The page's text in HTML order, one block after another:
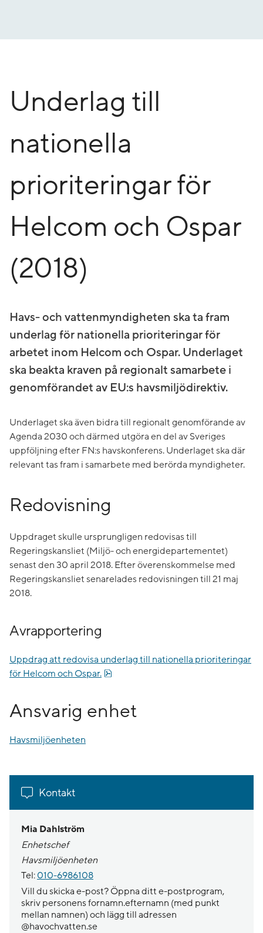
Underlag till
nationella
prioriteringar för
Helcom och Ospar
(2018)
Havs- och vattenmyndigheten ska ta fram
underlag för nationella prioriteringar för
arbetet inom Helcom och Ospar. Underlaget
ska beakta kraven på regionalt samarbete i
genomförandet av EU:s havsmiljödirektiv.
Underlaget ska även bidra till regionalt genomförande av
Agenda 2030 och därmed utgöra en del av Sveriges
uppföljning efter FN:s havskonferens. Underlaget ska där
relevant tas fram i samarbete med berörda myndigheter.
Redovisning
Uppdraget skulle ursprungligen redovisas till
Regeringskansliet (Miljö- och energidepartementet)
senast den 30 april 2018. Efter överenskommelse med
Regeringskansliet senarelades redovisningen till 21 maj
2018.
Avrapportering
Uppdrag att redovisa underlag till nationella prioriteringar
för Helcom och Ospar.
Ansvarig enhet
Havsmiljöenheten
Kontakt
Mia Dahlström
Enhetschef
Havsmiljöenheten
Tel: 010-6986108
Vill du skicka e-post? Öppna ditt e-postprogram,
skriv personens fornamn.efternamn (med punkt
mellan namnen) och lägg till adressen
@havochvatten.se